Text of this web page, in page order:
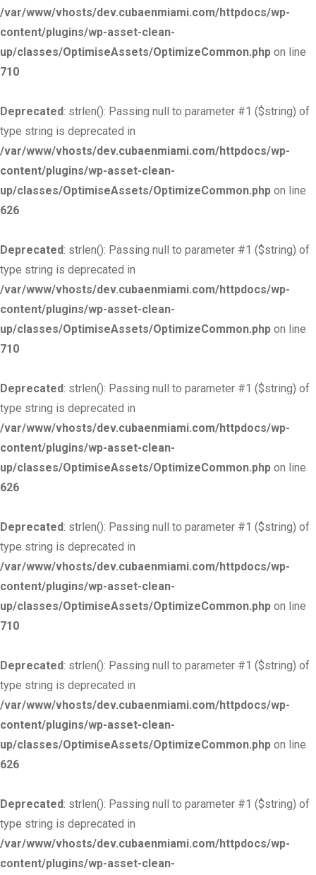
/var/www/vhosts/dev.cubaenmiami.com/httpdocs/wp-
content/plugins/wp-asset-clean-
up/classes/OptimiseAssets/OptimizeCommon.php on line
710
Deprecated: strlen(): Passing null to parameter #1 ($string) of
type string is deprecated in
/var/www/vhosts/dev.cubaenmiami.com/httpdocs/wp-
content/plugins/wp-asset-clean-
up/classes/OptimiseAssets/OptimizeCommon.php on line
626
Deprecated: strlen(): Passing null to parameter #1 ($string) of
type string is deprecated in
/var/www/vhosts/dev.cubaenmiami.com/httpdocs/wp-
content/plugins/wp-asset-clean-
up/classes/OptimiseAssets/OptimizeCommon.php on line
710
Deprecated: strlen(): Passing null to parameter #1 ($string) of
type string is deprecated in
/var/www/vhosts/dev.cubaenmiami.com/httpdocs/wp-
content/plugins/wp-asset-clean-
up/classes/OptimiseAssets/OptimizeCommon.php on line
626
Deprecated: strlen(): Passing null to parameter #1 ($string) of
type string is deprecated in
/var/www/vhosts/dev.cubaenmiami.com/httpdocs/wp-
content/plugins/wp-asset-clean-
up/classes/OptimiseAssets/OptimizeCommon.php on line
710
Deprecated: strlen(): Passing null to parameter #1 ($string) of
type string is deprecated in
/var/www/vhosts/dev.cubaenmiami.com/httpdocs/wp-
content/plugins/wp-asset-clean-
up/classes/OptimiseAssets/OptimizeCommon.php on line
626
Deprecated: strlen(): Passing null to parameter #1 ($string) of
type string is deprecated in
/var/www/vhosts/dev.cubaenmiami.com/httpdocs/wp-
content/plugins/wp-asset-clean-